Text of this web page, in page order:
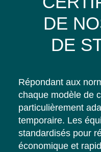
DE
DE
Répondant aux
chaque modèle de
particulièrement
temporaire. Les
standardisés pour
économique et